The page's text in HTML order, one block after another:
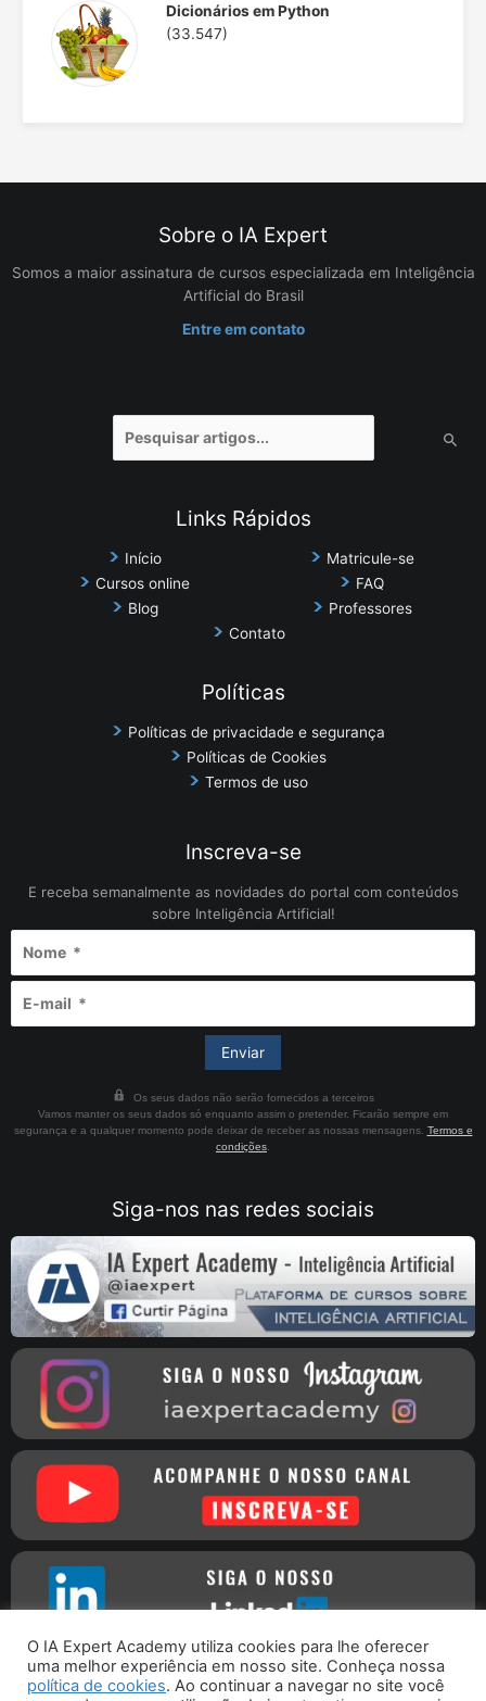
Dicionários em Python
(33.547)
Sobre o IA Expert
Somos a maior assinatura de cursos especializada em Inteligência
Artificial do Brasil
Entre em contato
por:
Links Rápidos
Início
Matricule-se
Cursos online
FAQ
Blog
Professores
Contato
Políticas
Políticas de privacidade e segurança
Políticas de Cookies
Termos de uso
Inscreva-se
E receba semanalmente as novidades do portal com conteúdos
sobre Inteligência Artificial!
Os seus dados não serão fornecidos a terceiros
Vamos manter os seus dados só enquanto assim o pretender. Ficarão sempre em
segurança e a qualquer momento pode deixar de receber as nossas mensagens. Termos e
condições
Siga-nos nas redes sociais
O IA Expert Academy utiliza cookies para lhe oferecer
uma melhor experiência em nosso site. Conheça nossa
política de cookies. Ao continuar a navegar no site você